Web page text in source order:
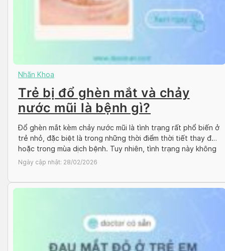
Nhãn Khoa
Trẻ bị đổ ghèn mắt và chảy
nước mũi là bệnh gì?
Đổ ghèn mắt kèm chảy nước mũi là tình trạng rất phổ biến ở
trẻ nhỏ, đặc biệt là trong những thời điểm thời tiết thay đổi
hoặc trong mùa dịch bệnh. Tuy nhiên, tình trạng này không
phải lúc nào cũng vô hại và có thể là dấu hiệu của một số
Ngày cập nhật: 28/02/2026